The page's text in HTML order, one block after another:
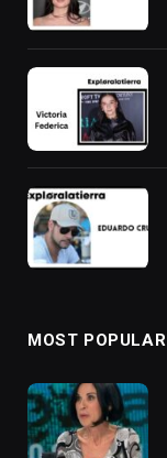
MOST POPULAR